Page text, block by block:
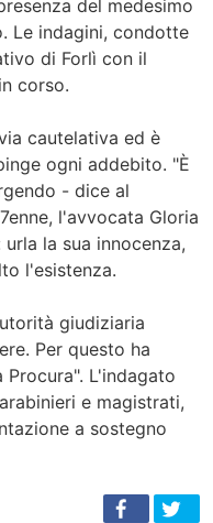
del medesimo
Le indagini, condotte
di Forlì con il
corso.
cautelativa ed è
ogni addebito. "È
- dice al
l'avvocata Gloria
la sua innocenza,
l'esistenza.
giudiziaria
Per questo ha
L'indagato
e magistrati,
a sostegno